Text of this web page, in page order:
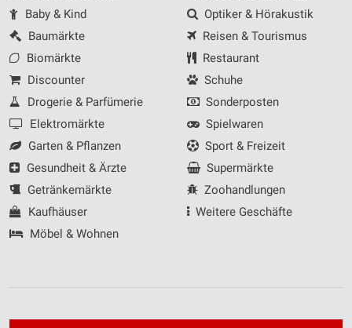
Baby & Kind
Baumärkte
Biomärkte
Discounter
Drogerie & Parfümerie
Elektromärkte
Garten & Pflanzen
Gesundheit & Ärzte
Getränkemärkte
Kaufhäuser
Möbel & Wohnen
Optiker & Hörakustik
Reisen & Tourismus
Restaurant
Schuhe
Sonderposten
Spielwaren
Sport & Freizeit
Supermärkte
Zoohandlungen
Weitere Geschäfte